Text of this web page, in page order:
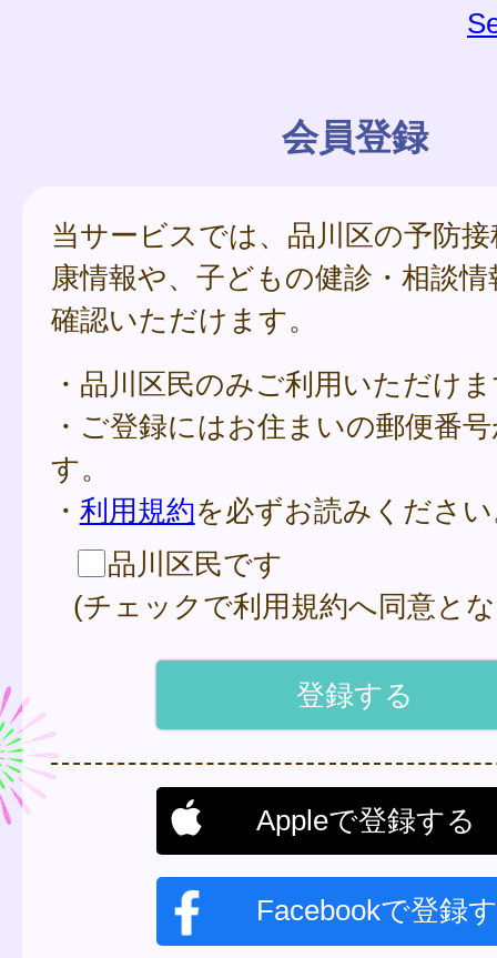
会員登録
当サービスでは、品川区の予防
康情報や、子どもの健診・相談
確認いただけます。
・品川区民のみご利用いただけ
・ご登録にはお住まいの郵便番
す。
・ 利用規約を必ずお読みくださ
品川区民です
(チェックで利用規約へ同意と
Appleで登録する
Facebookで登録